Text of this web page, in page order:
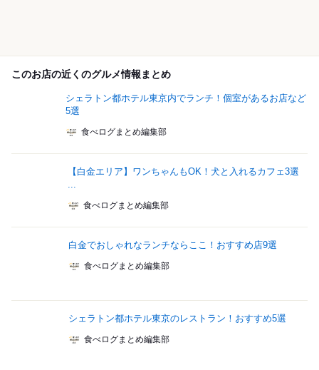
このお店の近くのグルメ情報まとめ
シェラトン都ホテル東京内でランチ！個室があるお店など
5選
食べログまとめ編集部
【白金エリア】ワンちゃんもOK！犬と入れるカフェ3選
...
食べログまとめ編集部
白金でおしゃれなランチならここ！おすすめ店9選
食べログまとめ編集部
シェラトン都ホテル東京のレストラン！おすすめ5選
食べログまとめ編集部